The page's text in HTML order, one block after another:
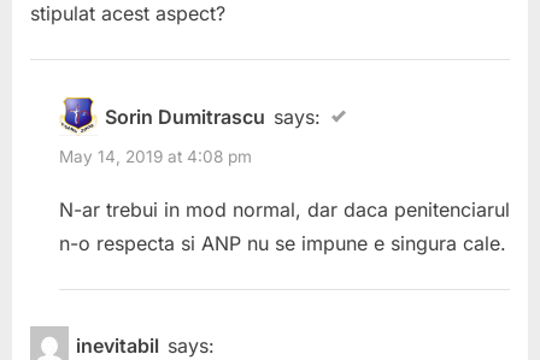
stipulat acest aspect?
Sorin Dumitrascu says:
May 14, 2019 at 4:08 pm
N-ar trebui in mod normal, dar daca penitenciarul
n-o respecta si ANP nu se impune e singura cale.
inevitabil says: